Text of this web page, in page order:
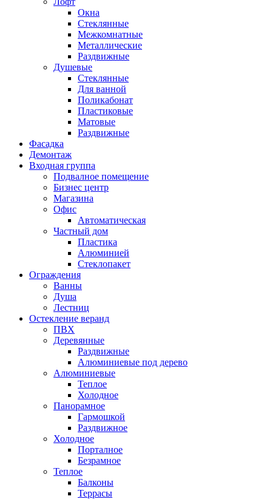
Окна
Стеклянные
Межкомнатные
Металлические
Раздвижные
Душевые
Стеклянные
Для ванной
Поликабонат
Пластиковые
Матовые
Раздвижные
Фасадка
Демонтаж
Входная группа
Подвалное помещение
Бизнес центр
Магазина
Офис
Автоматическая
Частный дом
Пластика
Алюминией
Стеклопакет
Ограждения
Ванны
Душа
Лестниц
Остекление веранд
ПВХ
Деревянные
Раздвижные
Алюминиевые под дерево
Алюминиевые
Теплое
Холодное
Панорамное
Гармошкой
Раздвижное
Холодное
Порталное
Безрамное
Теплое
Балконы
Террасы